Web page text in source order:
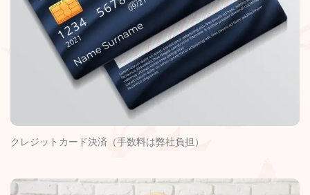
クレジットカード決済（手数料は弊社負担）